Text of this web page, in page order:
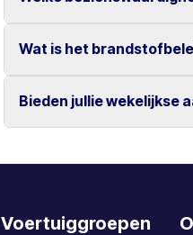
Ja, wijzigingen en
Annuleren dient minimaal
Bezoek populaire locaties
Wat is het
De auto dient te worden
Bieden jullie wekelijkse
Ja, wij bieden speciale
Voertuiggroepen